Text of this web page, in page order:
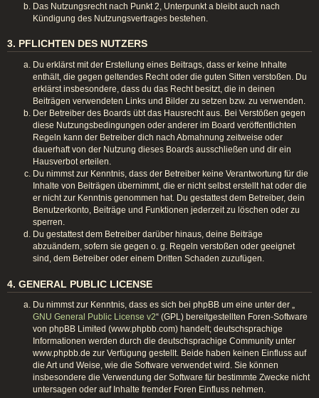
Das Nutzungsrecht nach Punkt 2, Unterpunkt a bleibt auch nach
Kündigung des Nutzungsvertrages bestehen.
3. PFLICHTEN DES NUTZERS
Du erklärst mit der Erstellung eines Beitrags, dass er keine Inhalte
enthält, die gegen geltendes Recht oder die guten Sitten verstoßen. Du
erklärst insbesondere, dass du das Recht besitzt, die in deinen
Beiträgen verwendeten Links und Bilder zu setzen bzw. zu verwenden.
Der Betreiber des Boards übt das Hausrecht aus. Bei Verstößen gegen
diese Nutzungsbedingungen oder anderer im Board veröffentlichten
Regeln kann der Betreiber dich nach Abmahnung zeitweise oder
dauerhaft von der Nutzung dieses Boards ausschließen und dir ein
Hausverbot erteilen.
Du nimmst zur Kenntnis, dass der Betreiber keine Verantwortung für die
Inhalte von Beiträgen übernimmt, die er nicht selbst erstellt hat oder die
er nicht zur Kenntnis genommen hat. Du gestattest dem Betreiber, dein
Benutzerkonto, Beiträge und Funktionen jederzeit zu löschen oder zu
sperren.
Du gestattest dem Betreiber darüber hinaus, deine Beiträge
abzuändern, sofern sie gegen o. g. Regeln verstoßen oder geeignet
sind, dem Betreiber oder einem Dritten Schaden zuzufügen.
4. GENERAL PUBLIC LICENSE
Du nimmst zur Kenntnis, dass es sich bei phpBB um eine unter der „
GNU General Public License v2“ (GPL) bereitgestellten Foren-Software
von phpBB Limited (www.phpbb.com) handelt; deutschsprachige
Informationen werden durch die deutschsprachige Community unter
www.phpbb.de zur Verfügung gestellt. Beide haben keinen Einfluss auf
die Art und Weise, wie die Software verwendet wird. Sie können
insbesondere die Verwendung der Software für bestimmte Zwecke nicht
untersagen oder auf Inhalte fremder Foren Einfluss nehmen.